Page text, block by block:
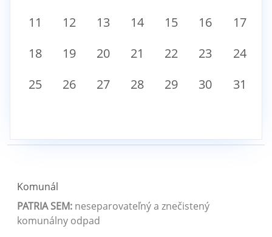
11
12 13 14 15 16
17
18
19 20 21 22 23
24
25
26 27 28 29 30 31
Komunál
PATRIA SEM: neseparovateľný a znečistený
komunálny odpad